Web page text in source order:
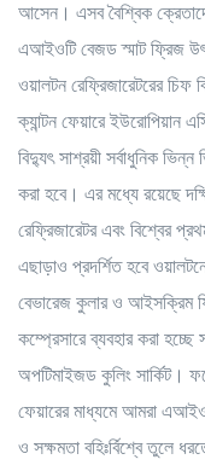
আসেন। এসব বৈশ্বিক
এআইওটি বেজড স্মাট ফ্রিজ
ওয়ালটন রেফ্রিজারেটরের
ক্যান্টন ফেয়ারে ইউরোপিয়ান
বিদ্যুৎ সাশ্রয়ী সর্বাধুনিক
করা হবে। এর মধ্যে রয়েছে
রেফ্রিজারেটর এবং বিশ্বের
এছাড়াও প্রদর্শিত হবে
বেভারেজ কুলার ও আইসক্রিম
কম্প্রেসারে ব্যবহার করা হচ্ছে
অপটিমাইজড কুলিং সার্কিট।
ফেয়ারের মাধ্যমে আমরা
ও সক্ষমতা বহিঃর্বিশ্বে তুলে